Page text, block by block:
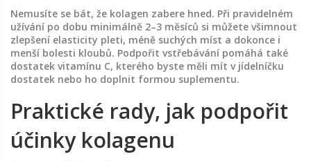
Nemusíte se bát, že kolagen zabere hned. Při pravidelném
užívání po dobu minimálně 2–3 měsíců si můžete všimnout
zlepšení elasticity pleti, méně suchých míst a dokonce i
menší bolesti kloubů. Podpořit vstřebávání pomáhá také
dostatek vitamínu C, kterého byste měli mít v jídelníčku
dostatek nebo ho doplnit formou suplementu.
Praktické rady, jak podpořit
účinky kolagenu